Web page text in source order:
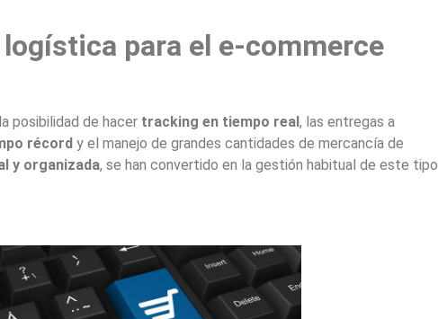
para el e-commerce
posibilidad de hacer tracking en tiempo real, las entregas a
récordy el manejo de grandes cantidades de mercancía de
y organizada, se han convertido en la gestión habitual de este tipo